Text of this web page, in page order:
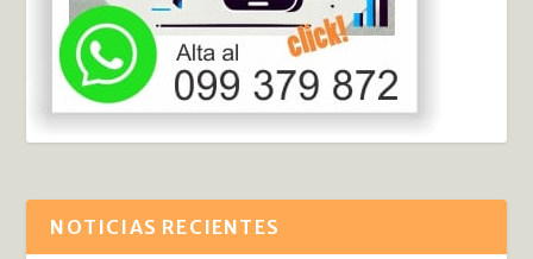
NOTICIAS RECIENTES